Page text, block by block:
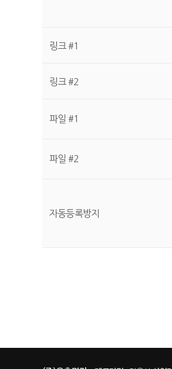
링크 #1
링크 #2
파일 #1
파일 #2
자동등록방지